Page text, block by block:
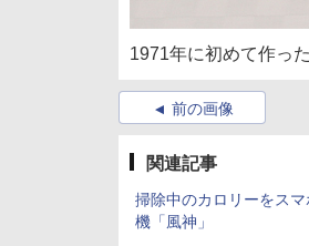
1971年に初めて作っ
前の画像
関連記事
掃除中のカロリーをス
機「風神」